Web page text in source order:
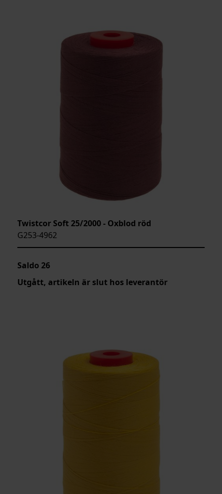
Twistcor Soft 25/2000 - Oxblod röd
G253-4962
Saldo 26
Utgått, artikeln är slut hos leverantör